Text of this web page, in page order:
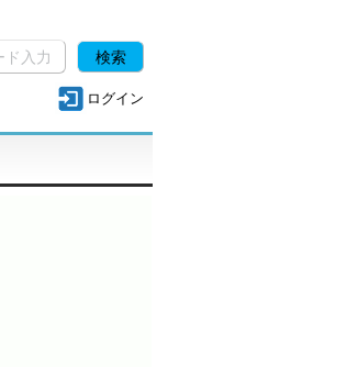
ログイン